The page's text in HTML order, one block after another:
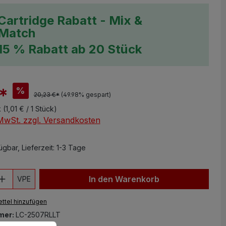
Rabatt - Mix &
% Rabatt ab 20 Stück
% 20,23 €* (49.98% gespart)
(1,01 € / 1 Stück)
zzgl. Versandkosten
Lieferzeit: 1-3 Tage
Anzahl: Gib den gewünschten Wert
VPE In den Warenkorb
hinzufügen
LC-2507RLLT